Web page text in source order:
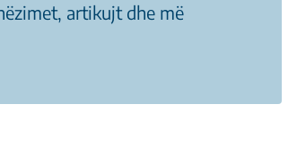
artikujt dhe më